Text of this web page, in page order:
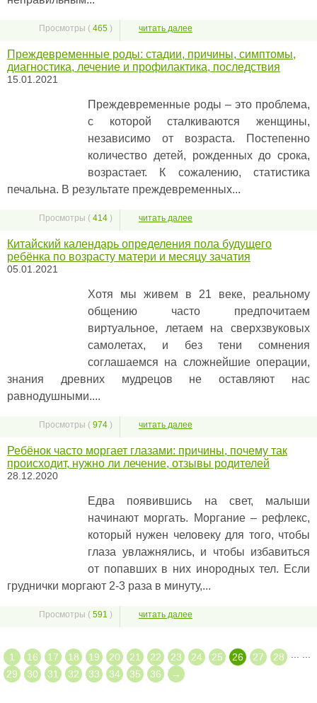
Просмотры ( 465 ) читать далее
Преждевременные роды: стадии, причины, симптомы,
диагностика, лечение и профилактика, последствия
15.01.2021
Преждевременные роды – это проблема,
с которой сталкиваются женщины,
независимо от возраста. Постепенно
количество детей, рожденных до срока,
возрастает. К сожалению, статистика
печальна. В результате преждевременных...
Просмотры ( 414 ) читать далее
Китайский календарь определения пола будущего
ребёнка по возрасту матери и месяцу зачатия
05.01.2021
Хотя мы живем в 21 веке, реальному
общению часто предпочитаем
виртуальное, летаем на сверхзвуковых
самолетах, и без тени сомнения
соглашаемся на сложнейшие операции,
знания древних мудрецов не оставляют нас
равнодушными....
Просмотры ( 974 ) читать далее
Ребёнок часто моргает глазами: причины, почему так
происходит, нужно ли лечение, отзывы родителей
28.12.2020
Едва появившись на свет, малыши
начинают моргать. Моргание – рефлекс,
который нужен человеку для того, чтобы
глаза увлажнялись, и чтобы избавиться
от попавших в них инородных тел. Если
груднички моргают 2-3 раза в минуту,...
Просмотры ( 591 ) читать далее
1 16 17 18 19 20 21 22 23 24 25 26 27
28
29
30 31 32 33 34 35 36
→